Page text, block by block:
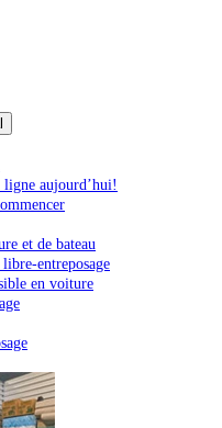
ligne aujourd’hui!
et de bateau
entreposage
en voiture